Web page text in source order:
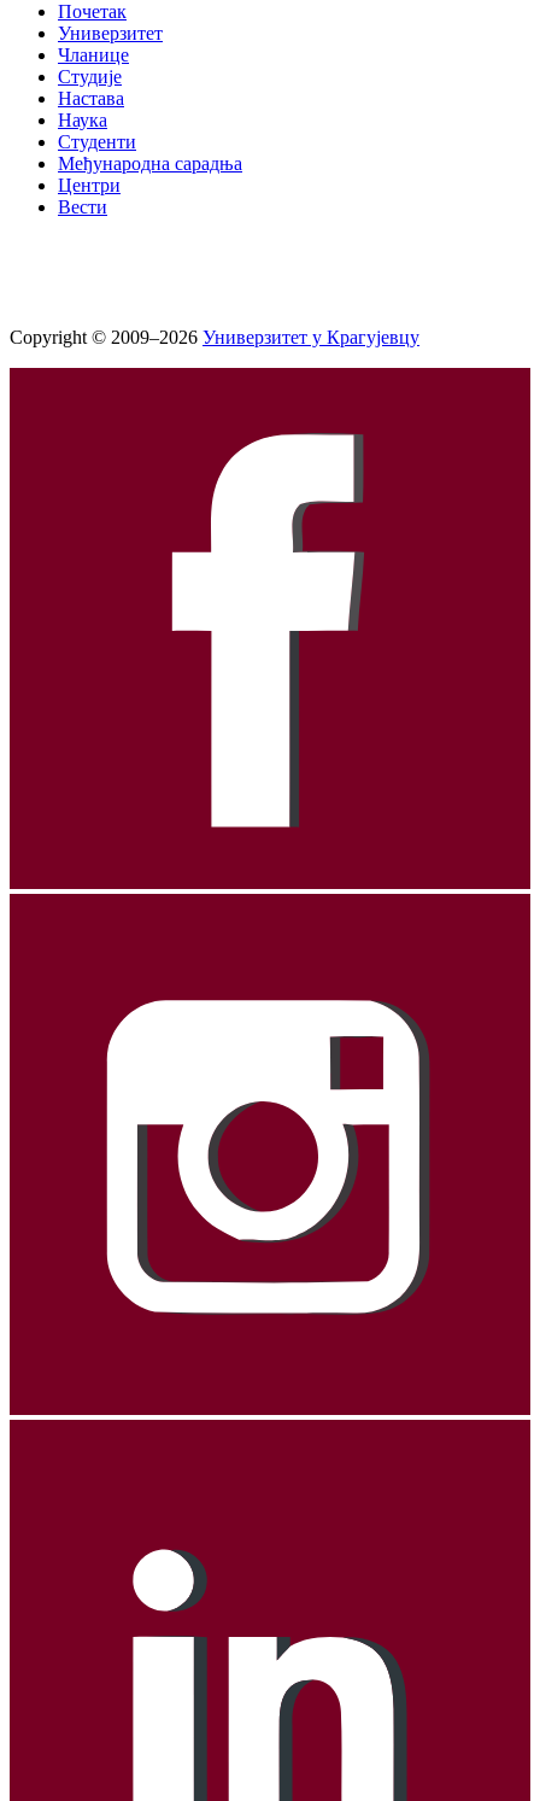
Почетак
Универзитет
Чланице
Студије
Настава
Наука
Студенти
Међународна сарадња
Центри
Вести
Copyright © 2009–2026 Универзитет у Крагујевцу